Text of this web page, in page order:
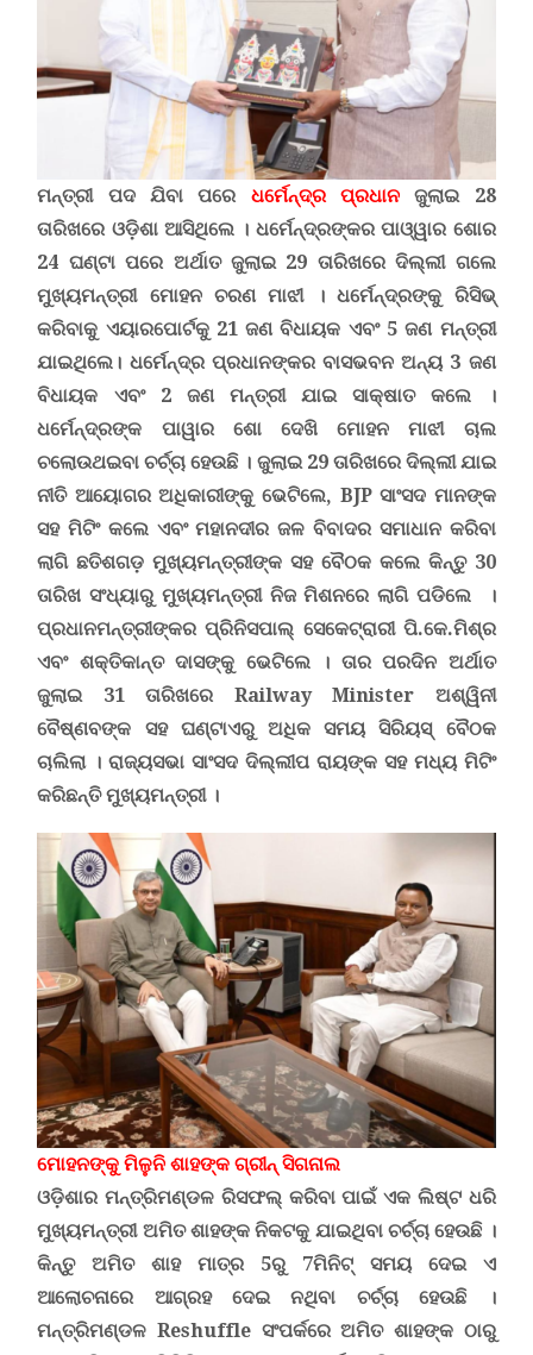
ମନ୍ତ୍ରୀ ପଦ ଯିବା ପରେ ଧର୍ମେନ୍ଦ୍ର ପ୍ରଧାନ ଜୁଲାଇ 28
ତାରିଖରେ ଓଡ଼ିଶା ଆସିଥିଲେ । ଧର୍ମେନ୍ଦ୍ରଙ୍କର ପାଓ୍ୱାର ଶୋର
24 ଘଣ୍ଟା ପରେ ଅର୍ଥାତ ଜୁଲାଇ 29 ତାରିଖରେ ଦିଲ୍ଲୀ ଗଲେ
ମୁଖ୍ୟମନ୍ତ୍ରୀ ମୋହନ ଚରଣ ମାଝୀ । ଧର୍ମେନ୍ଦ୍ରଙ୍କୁ ରିସିଭ୍
କରିବାକୁ ଏୟାରପୋର୍ଟକୁ 21 ଜଣ ବିଧାୟକ ଏବଂ 5 ଜଣ ମନ୍ତ୍ରୀ
ଯାଇଥିଲେ। ଧର୍ମେନ୍ଦ୍ର ପ୍ରଧାନଙ୍କର ବାସଭବନ ଅନ୍ୟ 3 ଜଣ
ବିଧାୟକ ଏବଂ 2 ଜଣ ମନ୍ତ୍ରୀ ଯାଇ ସାକ୍ଷାତ କଲେ ।
ଧର୍ମେନ୍ଦ୍ରଙ୍କ ପାୱାର ଶୋ ଦେଖି ମୋହନ ମାଝୀ ଚାଲ
ଚଲୋଉଥଇବା ଚର୍ଚ୍ଚା ହେଉଛି । ଜୁଲାଇ 29 ତାରିଖରେ ଦିଲ୍ଲୀ ଯାଇ
ନୀତି ଆୟୋଗର ଅଧିକାରୀଙ୍କୁ ଭେଟିଲେ, BJPସାଂସଦ ମାନଙ୍କ
ସହ ମିଟିଂ କଲେ ଏବଂ ମହାନଦୀର ଜଳ ବିବାଦର ସମାଧାନ କରିବା
ଲାଗି ଛତିଶଗଡ଼ ମୁଖ୍ୟମନ୍ତ୍ରୀଙ୍କ ସହ ବୈଠକ କଲେ କିନ୍ତୁ 30
ତାରିଖ ସଂଧ୍ୟାରୁ ମୁଖ୍ୟମନ୍ତ୍ରୀ ନିଜ ମିଶନରେ ଲାଗି ପଡିଲେ ।
ପ୍ରଧାନମନ୍ତ୍ରୀଙ୍କର ପ୍ରିନିସପାଲ୍ ସେକେଟ୍ରାରୀ ପି.କେ.ମିଶ୍ର
ଏବଂ ଶକ୍ତିକାନ୍ତ ଦାସଙ୍କୁ ଭେଟିଲେ । ତାର ପରଦିନ ଅର୍ଥାତ
ଜୁଲାଇ 31 ତାରିଖରେ Railway Minister ଅଶ୍ୱିନୀ
ବୈଷ୍ଣବଙ୍କ ସହ ଘଣ୍ଟାଏରୁ ଅଧିକ ସମୟ ସିରିୟସ୍ ବୈଠକ
ଚାଲିଲା । ରାଜ୍ୟସଭା ସାଂସଦ ଦିଲ୍ଲୀପ ରାୟଙ୍କ ସହ ମଧ୍ୟ ମିଟିଂ
କରିଛନ୍ତି ମୁଖ୍ୟମନ୍ତ୍ରୀ ।
ମୋହନଙ୍କୁ ମିଳୁନି ଶାହଙ୍କ ଗ୍ରୀନ୍ ସିଗନାଲ
ଓଡ଼ିଶାର ମନ୍ତ୍ରିମଣ୍ଡଳ ରିସଫଲ୍ କରିବା ପାଇଁ ଏକ ଲିଷ୍ଟ ଧରି
ମୁଖ୍ୟମନ୍ତ୍ରୀ ଅମିତ ଶାହଙ୍କ ନିକଟକୁ ଯାଇଥିବା ଚର୍ଚ୍ଚା ହେଉଛି ।
କିନ୍ତୁ ଅମିତ ଶାହ ମାତ୍ର 5ରୁ 7ମିନିଟ୍ ସମୟ ଦେଇ ଏ
ଆଲୋଚନାରେ ଆଗ୍ରହ ଦେଇ ନଥିବା ଚର୍ଚ୍ଚା ହେଉଛି ।
ମନ୍ତ୍ରିମଣ୍ଡଳReshuffle ସଂପର୍କରେ ଅମିତ ଶାହଙ୍କ ଠାରୁ